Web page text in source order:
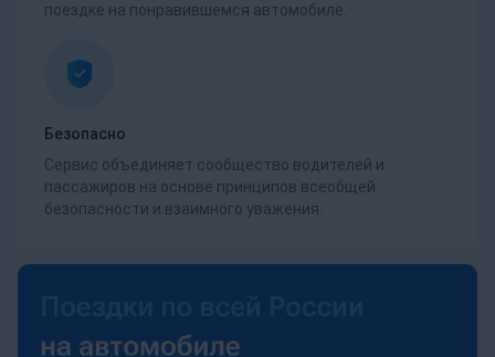
поездке на понравившемся автомобиле.
Безопасно
Сервис объединяет сообщество водителей и
пассажиров на основе принципов всеобщей
безопасности и взаимного уважения.